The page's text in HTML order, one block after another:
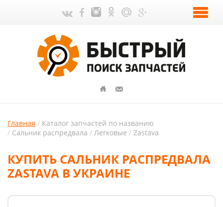
Главная
Каталог запчастей по названию
Сальник распредвала
Легковые Zastava
КУПИТЬ САЛЬНИК РАСПРЕДВАЛА
ZASTAVA В УКРАИНЕ